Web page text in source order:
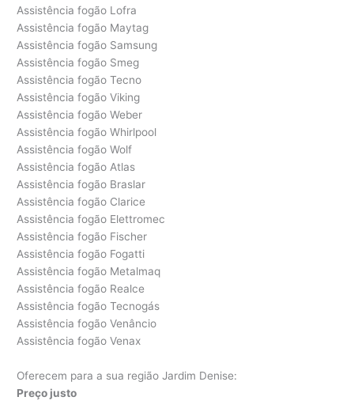
Assistência fogão Lofra
Assistência fogão Maytag
Assistência fogão Samsung
Assistência fogão Smeg
Assistência fogão Tecno
Assistência fogão Viking
Assistência fogão Weber
Assistência fogão Whirlpool
Assistência fogão Wolf
Assistência fogão Atlas
Assistência fogão Braslar
Assistência fogão Clarice
Assistência fogão Elettromec
Assistência fogão Fischer
Assistência fogão Fogatti
Assistência fogão Metalmaq
Assistência fogão Realce
Assistência fogão Tecnogás
Assistência fogão Venâncio
Assistência fogão Venax
Oferecem para a sua região Jardim Denise:
Preço justo